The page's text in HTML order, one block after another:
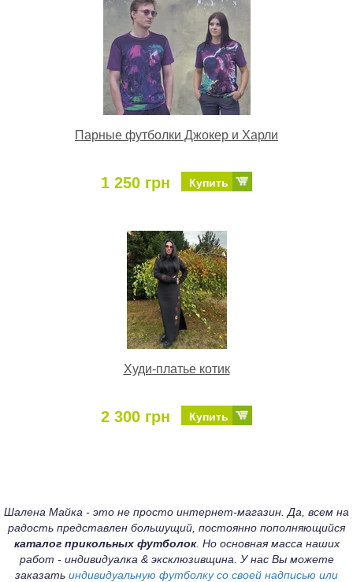
Парные футболки Джокер и Харли
1 250 грн Купить
Худи-платье котик
2 300 грн Купить
Шалена Майка - это не просто интернет-магазин. Да, всем на
радость представлен большущий, постоянно пополняющийся
каталог прикольных футболок. Но основная масса наших
работ - индивидуалка & эксклюзивщина. У нас Вы можете
заказать индивидуальную футболку со своей надписью или